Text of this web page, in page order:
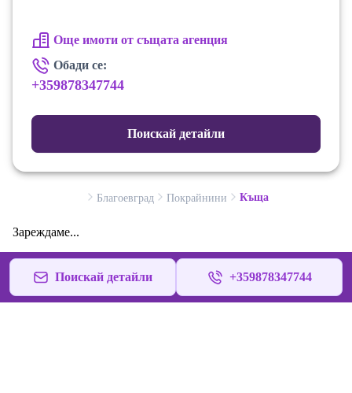
Още имоти от същата агенция
Обади се:
+359878347744
Поискай детайли
Благоевград Покрайнини Къща
Зареждаме...
Поискай детайли +359878347744